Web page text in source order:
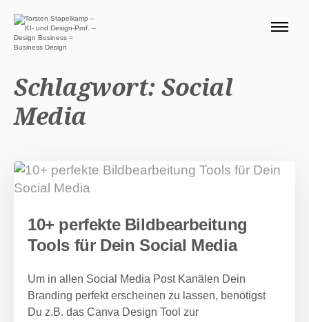
BLOG
SERVICE DESIGN THINKING
0 EURO ANGEBOTE 🎁
Suchen nach:
Schlagwort:Social
Media
10+ perfekte Bildbearbeitung
Tools für Dein Social Media
Um in allen Social Media Post Kanälen Dein
Branding perfekt erscheinen zu lassen, benötigst
Du z.B. das Canva Design Tool zur